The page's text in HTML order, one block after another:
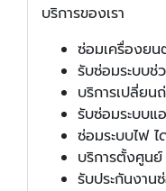
บริการของเรา
ซ่อมเครื่องยน
รับซ่อมระบบช่
บริการเปลี่ยน
รับซ่อมระบบแ
ซ่อมระบบไฟ ไ
บริการตั้งศูน
รับประกันงาน